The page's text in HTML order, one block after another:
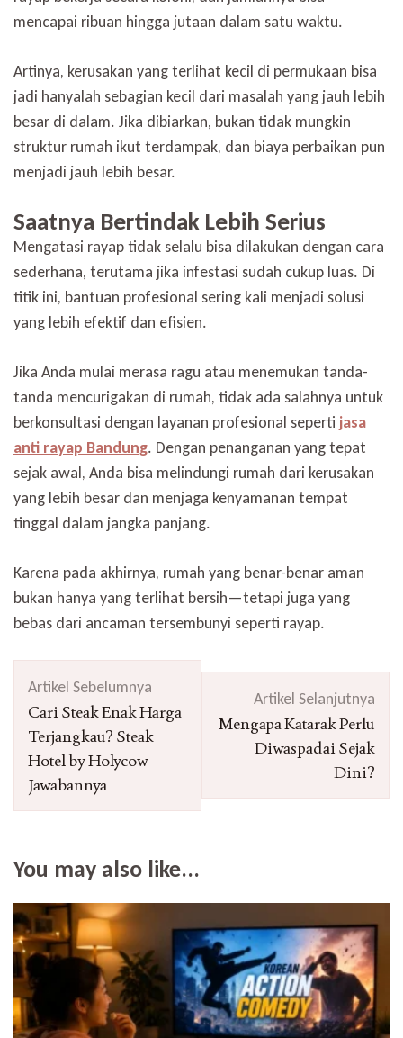
mencapai ribuan hingga jutaan dalam satu waktu.
Artinya, kerusakan yang terlihat kecil di permukaan bisa
jadi hanyalah sebagian kecil dari masalah yang jauh lebih
besar di dalam. Jika dibiarkan, bukan tidak mungkin
struktur rumah ikut terdampak, dan biaya perbaikan pun
menjadi jauh lebih besar.
Saatnya Bertindak Lebih Serius
Mengatasi rayap tidak selalu bisa dilakukan dengan cara
sederhana, terutama jika infestasi sudah cukup luas. Di
titik ini, bantuan profesional sering kali menjadi solusi
yang lebih efektif dan efisien.
Jika Anda mulai merasa ragu atau menemukan tanda-
tanda mencurigakan di rumah, tidak ada salahnya untuk
berkonsultasi dengan layanan profesional seperti jasa
anti rayap Bandung. Dengan penanganan yang tepat
sejak awal, Anda bisa melindungi rumah dari kerusakan
yang lebih besar dan menjaga kenyamanan tempat
tinggal dalam jangka panjang.
Karena pada akhirnya, rumah yang benar-benar aman
bukan hanya yang terlihat bersih—tetapi juga yang
bebas dari ancaman tersembunyi seperti rayap.
Artikel
Artikel Sebelumnya
Cari Steak Enak Harga
Terjangkau? Steak
Hotel by Holycow
Jawabannya
Artikel Selanjutnya
Mengapa Katarak Perlu
Diwaspadai Sejak
Dini?
You may also like...